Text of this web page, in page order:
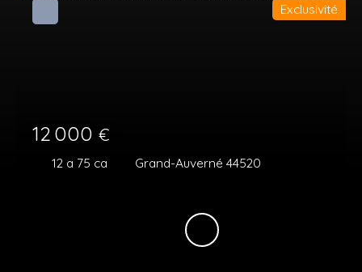
12 000 €
12 a 75 ca Grand-Auverné 44520
Exclusivité